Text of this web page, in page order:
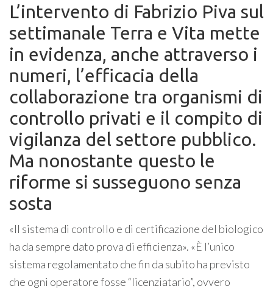
L’intervento di Fabrizio Piva sul
settimanale Terra e Vita mette
in evidenza, anche attraverso i
numeri, l’efficacia della
collaborazione tra organismi di
controllo privati e il compito di
vigilanza del settore pubblico.
Ma nonostante questo le
riforme si susseguono senza
sosta
«Il sistema di controllo e di certificazione del biologico
ha da sempre dato prova di efficienza». «È l’unico
sistema regolamentato che fin da subito ha previsto
che ogni operatore fosse “licenziatario”, ovvero